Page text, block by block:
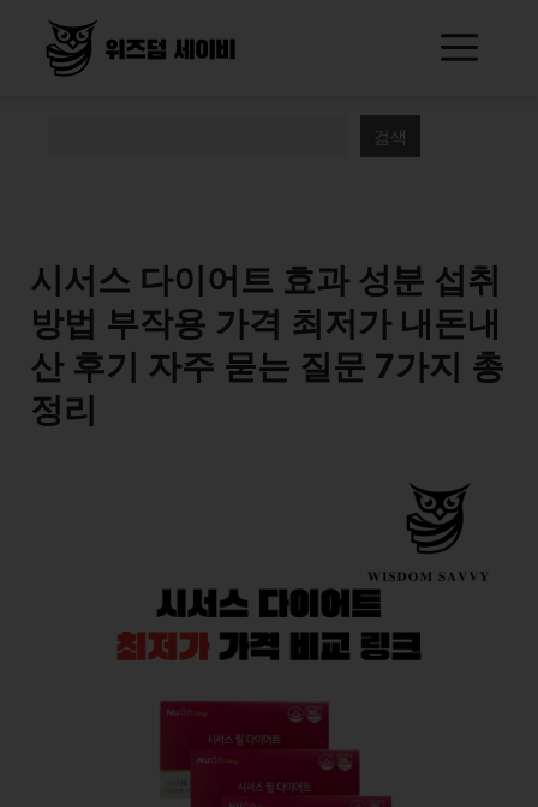
검색
시서스 다이어트 효과 성분 섭취
방법 부작용 가격 최저가 내돈내
산 후기 자주 묻는 질문 7가지 총
정리